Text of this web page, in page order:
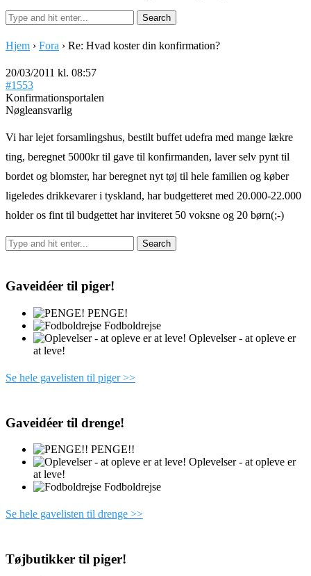
Hjem › Fora › Re: Hvad koster din konfirmation?
20/03/2011 kl. 08:57
#1553
Konfirmationsportalen
Nøgleansvarlig
Vi har lejet forsamlingshus, bestilt buffet udefra med mange lækre
ting, beregnet 5000kr til gave til konfirmanden, laver selv pynt til
bordet og blomster, har beregnet nyt tøj til hele familien og køber
ligeledes drikkevarer i tyskland, har budgetteret med 20.000-22.000
holder os fint til budgettet har inviteret 50 voksne og 20 børn(;-)
Gaveidéer til piger!
PENGE!
Fodboldrejse
Oplevelser - at opleve er
at leve!
Se hele gavelisten til piger >>
Gaveidéer til drenge!
PENGE!!
Oplevelser - at opleve er
at leve!
Fodboldrejse
Se hele gavelisten til drenge >>
Tøjbutikker til piger!